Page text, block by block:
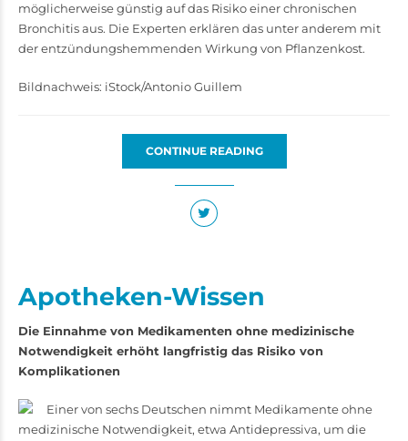
möglicherweise günstig auf das Risiko einer chronischen
Bronchitis aus. Die Experten erklären das unter anderem mit
der entzündungshemmenden Wirkung von Pflanzenkost.
Bildnachweis: iStock/Antonio Guillem
CONTINUE READING
Apotheken-Wissen
Die Einnahme von Medikamenten ohne medizinische
Notwendigkeit erhöht langfristig das Risiko von
Komplikationen
Einer von sechs Deutschen nimmt Medikamente ohne
medizinische Notwendigkeit, etwa Antidepressiva, um die